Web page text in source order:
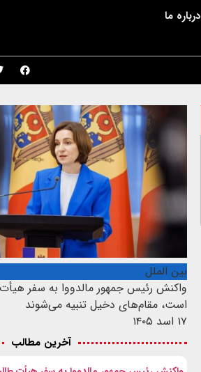
درباره ما
بین الملل
واکنش رئیس جمهور مالدووا به سفر هیأت
است، مقام‌های دخیل تنبیه می‌شوند
۱۷ اسد ۱۴۰۵
آخرین مطالب